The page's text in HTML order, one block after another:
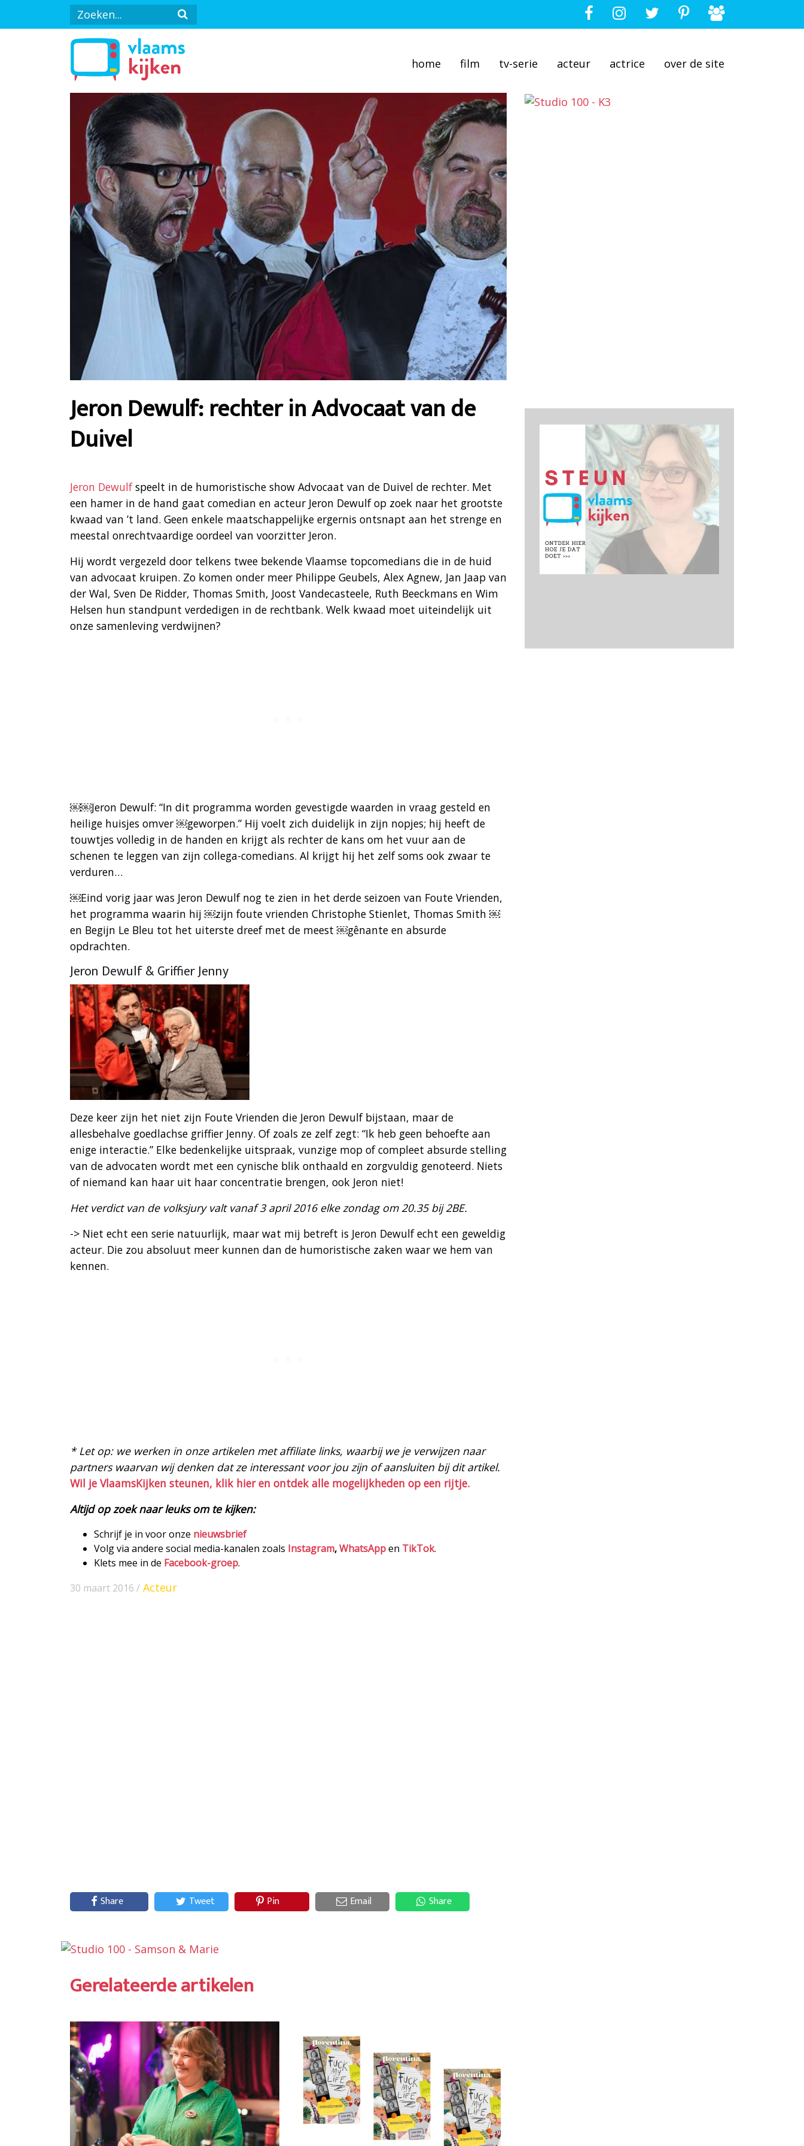
home film tv-serie acteur actrice over de site
Jeron Dewulf: rechter in Advocaat van de
Duivel
Jeron Dewulfspeelt in de humoristische show Advocaat van de Duivel de rechter. Met
een hamer in de hand gaat comedian en acteur Jeron Dewulf op zoek naar het grootste
kwaad van ’t land. Geen enkele maatschappelijke ergernis ontsnapt aan het strenge en
meestal onrechtvaardige oordeel van voorzitter Jeron.
Hij wordt vergezeld door telkens twee bekende Vlaamse topcomedians die in de huid
van advocaat kruipen. Zo komen onder meer Philippe Geubels, Alex Agnew, Jan Jaap van
der Wal, Sven De Ridder, Thomas Smith, Joost Vandecasteele, Ruth Beeckmans en Wim
Helsen hun standpunt verdedigen in de rechtbank. Welk kwaad moet uiteindelijk uit
onze samenleving verdwijnen?
￼￼Jeron Dewulf: “In dit programma worden gevestigde waarden in vraag gesteld en
heilige huisjes omver ￼geworpen.” Hij voelt zich duidelijk in zijn nopjes; hij heeft de
touwtjes volledig in de handen en krijgt als rechter de kans om het vuur aan de
schenen te leggen van zijn collega-comedians. Al krijgt hij het zelf soms ook zwaar te
verduren…
￼Eind vorig jaar was Jeron Dewulf nog te zien in het derde seizoen van Foute Vrienden,
het programma waarin hij ￼zijn foute vrienden Christophe Stienlet, Thomas Smith ￼
en Begijn Le Bleu tot het uiterste dreef met de meest ￼gênante en absurde
opdrachten.
Jeron Dewulf & Griffier Jenny
Deze keer zijn het niet zijn Foute Vrienden die Jeron Dewulf bijstaan, maar de
allesbehalve goedlachse griffier Jenny. Of zoals ze zelf zegt: “Ik heb geen behoefte aan
enige interactie.” Elke bedenkelijke uitspraak, vunzige mop of compleet absurde stelling
van de advocaten wordt met een cynische blik onthaald en zorgvuldig genoteerd. Niets
of niemand kan haar uit haar concentratie brengen, ook Jeron niet!
Het verdict van de volksjury valt vanaf 3 april 2016 elke zondag om 20.35 bij 2BE.
-> Niet echt een serie natuurlijk, maar wat mij betreft is Jeron Dewulf echt een geweldig
acteur. Die zou absoluut meer kunnen dan de humoristische zaken waar we hem van
kennen.
* Let op: we werken in onze artikelen met affiliate links, waarbij we je verwijzen naar
partners waarvan wij denken dat ze interessant voor jou zijn of aansluiten bij dit artikel.
Wil je VlaamsKijken steunen, klik hier en ontdek alle mogelijkheden op een rijtje.
Altijd op zoek naar leuks om te kijken:
Schrijf je in voor onze nieuwsbrief
Volg via andere social media-kanalen zoals Instagram,WhatsAppen TikTok.
Klets mee in de Facebook-groep.
30 maart 2016 / Acteur
Share Tweet Pin Email Share
Gerelateerde artikelen